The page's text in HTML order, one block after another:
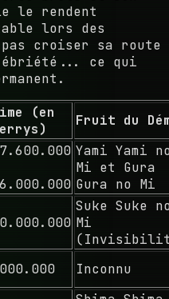
le rendent
lors des
pas croiser sa route
ce qui
(en
Fruit du
Yami Yami
Mi et Gura
Gura no Mi
Suke Suke
Mi
Inconnu